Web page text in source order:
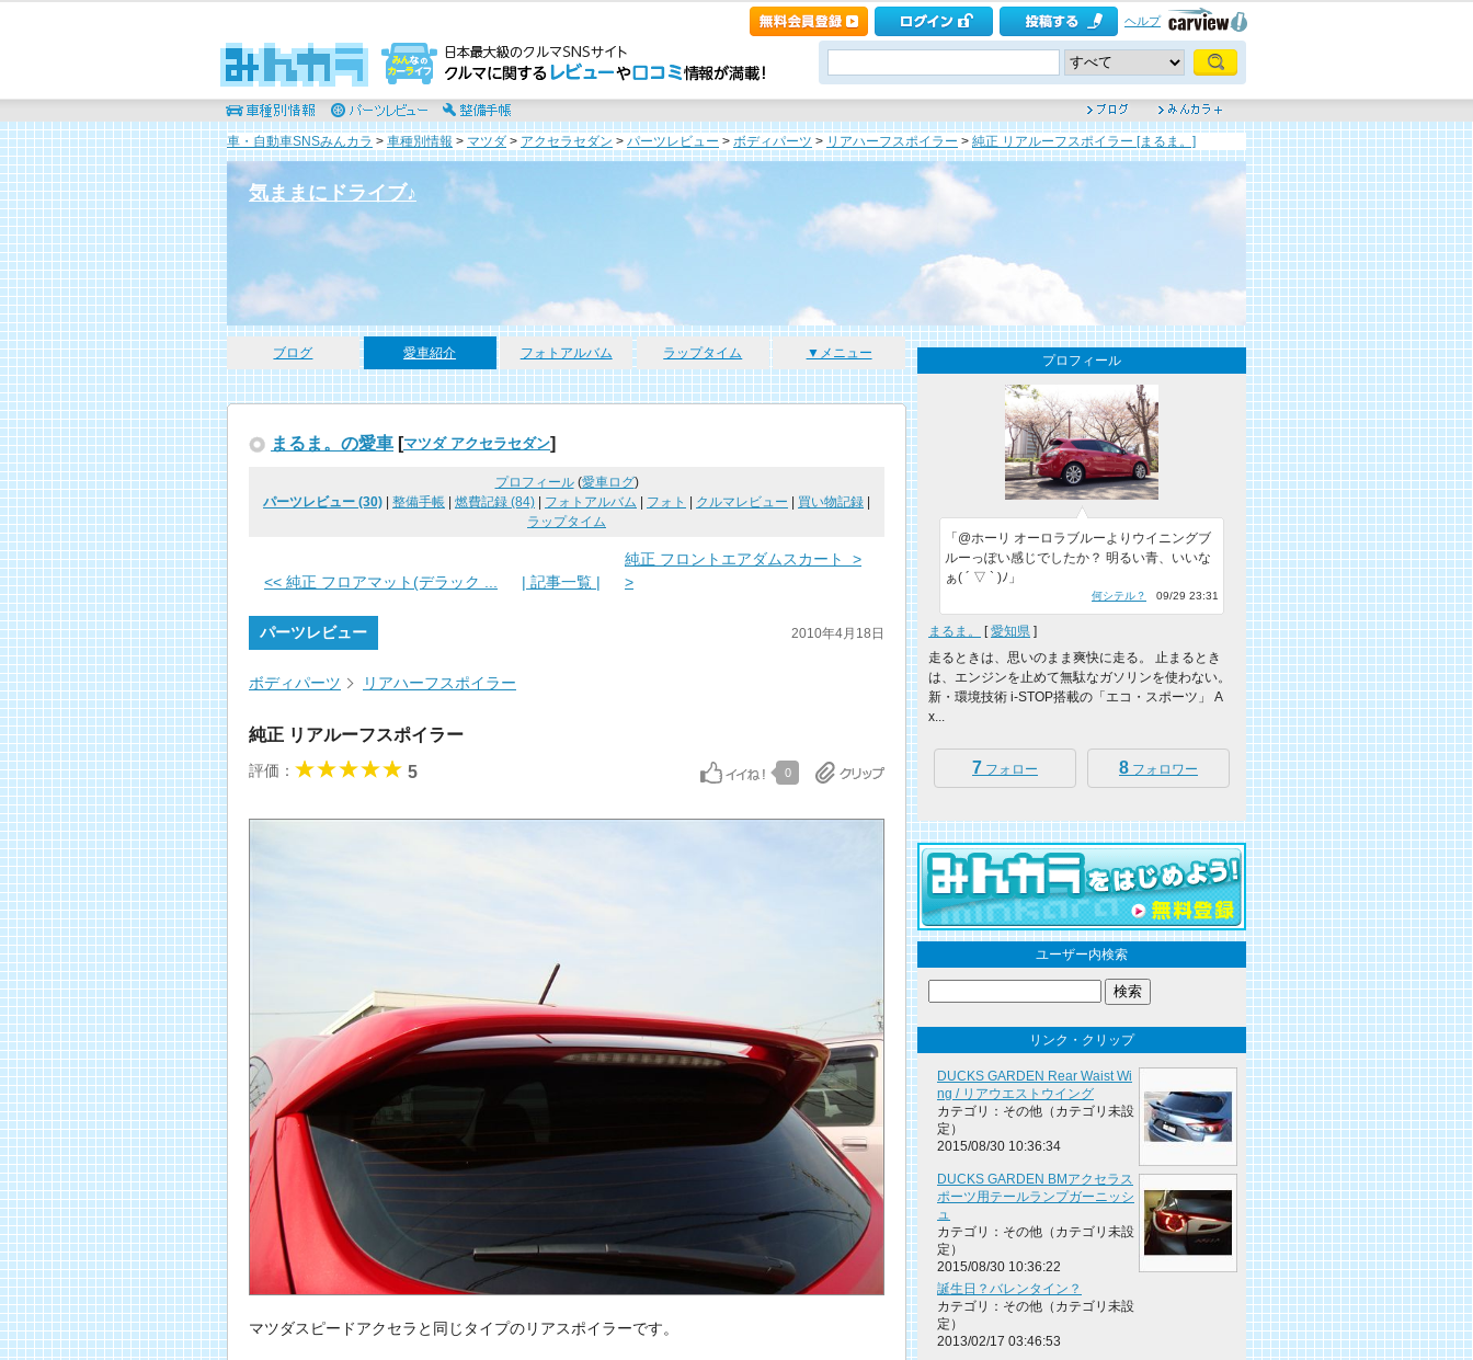
ヘルプ
車・自動車SNSみんカラ > 車種別情報 > マツダ > アクセラセダン > パーツレビュー > ボディパーツ > リアハーフスポイラー > 純正 リアルーフスポイラー [まるま。]
気ままにドライブ♪
ブログ 愛車紹介 フォトアルバム ラップタイム ▼メニュー
まるま。の愛車 [マツダ アクセラセダン]
プロフィール(愛車ログ)
パーツレビュー (30)
整備手帳 燃費記録 (84) フォトアルバム フォト クルマレビュー 買い物記録
ラップタイム
<< 純正 フロアマット(デラック ... | 記事一覧 |
純正 フロントエアダムスカート >
>
パーツレビュー 2010年4月18日
ボディパーツ リアハーフスポイラー
純正 リアルーフスポイラー
評価： 5 0
マツダスピードアクセラと同じタイプのリアスポイラーです。
プロフィール
「@ホーリ オーロラブルーよりウイニングブ
ルーっぽい感じでしたか？ 明るい青、いいな
ぁ( ´ ▽ ` )ﾉ」
何シテル？ 09/29 23:31
まるま。 [愛知県 ]
走るときは、思いのまま爽快に走る。 止まるとき
は、エンジンを止めて無駄なガソリンを使わない。
新・環境技術 i-STOP搭載の「エコ・スポーツ」 A
x...
7 フォロー 8 フォロワー
ユーザー内検索
リンク・クリップ
DUCKS GARDEN Rear Waist Wi
ng / リアウエストウイング
カテゴリ：その他（カテゴリ未設
定）
2015/08/30 10:36:34
DUCKS GARDEN BMアクセラス
ポーツ用テールランプガーニッシ
ュ
カテゴリ：その他（カテゴリ未設
定）
2015/08/30 10:36:22
誕生日？バレンタイン？
カテゴリ：その他（カテゴリ未設
定）
2013/02/17 03:46:53